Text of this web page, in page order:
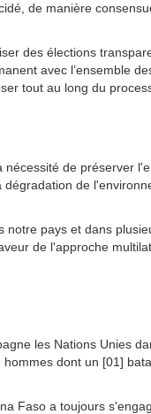
de manière
des élections
avec l’ensemble
tout au long du
de préserver
de
pays et dans
de l'approche
les Nations Unies
dont un [01]
Faso a toujours